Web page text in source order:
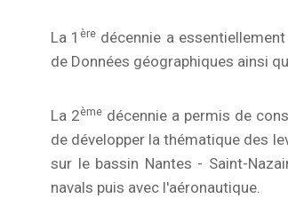
La 1 ère décennie a
de Données géographiques ainsi
La 2ème décennie a permis de
de développer la thématique des
sur le bassin Nantes - Saint-
navals puis avec l'aéronautique.